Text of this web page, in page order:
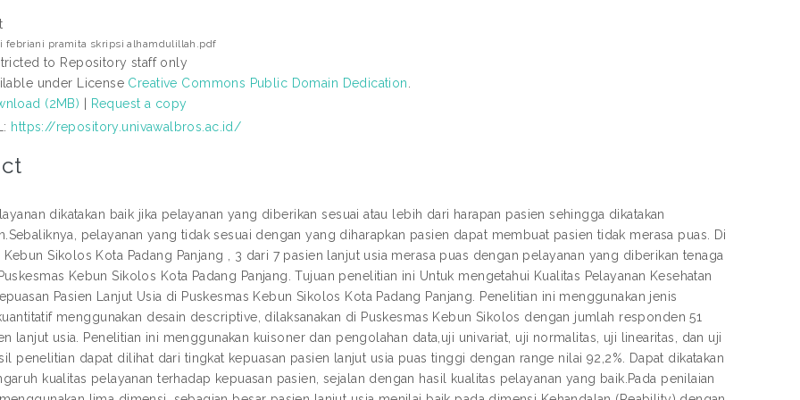
febriani pramita skripsi alhamdulillah.pdf
to Repository staff only
under License Creative Commons Public Domain Dedication.
(2MB)
Request a copy
https://repository.univawalbros.ac.id/
dikatakan baik jika pelayanan yang diberikan sesuai atau lebih dari harapan pasien sehingga dikatakan
pelayanan yang tidak sesuai dengan yang diharapkan pasien dapat membuat pasien tidak merasa puas. Di
Kebun Sikolos Kota Padang Panjang , 3 dari 7 pasien lanjut usia merasa puas dengan pelayanan yang diberikan tenaga
Kebun Sikolos Kota Padang Panjang. Tujuan penelitian ini Untuk mengetahui Kualitas Pelayanan Kesehatan
Pasien Lanjut Usia di Puskesmas Kebun Sikolos Kota Padang Panjang. Penelitian ini menggunakan jenis
menggunakan desain descriptive, dilaksanakan di Puskesmas Kebun Sikolos dengan jumlah responden 51
lanjut usia. Penelitian ini menggunakan kuisoner dan pengolahan data,uji univariat, uji normalitas, uji linearitas, dan uji
penelitian dapat dilihat dari tingkat kepuasan pasien lanjut usia puas tinggi dengan range nilai 92,2%. Dapat dikatakan
kualitas pelayanan terhadap kepuasan pasien, sejalan dengan hasil kualitas pelayanan yang baik.Pada penilaian